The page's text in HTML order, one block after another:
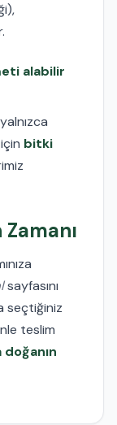
alabilir
bitki
sayfasını
seçtiğiniz
teslim